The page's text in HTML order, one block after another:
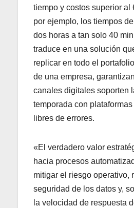
tiempo y costos superior al
por ejemplo, los tiempos
dos horas a tan solo 40
traduce en una solución
replicar en todo el
de una empresa,
canales digitales soporten
temporada con
libres de errores.
«El verdadero valor
hacia procesos
mitigar el riesgo operativo,
seguridad de los datos y,
la velocidad de respuesta